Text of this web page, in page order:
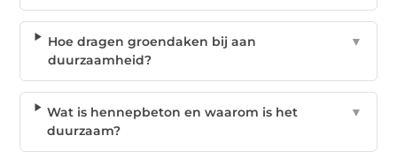
Hoe dragen groendaken bij aan
duurzaamheid?
▼
Wat is hennepbeton en waarom is het
duurzaam?
▼